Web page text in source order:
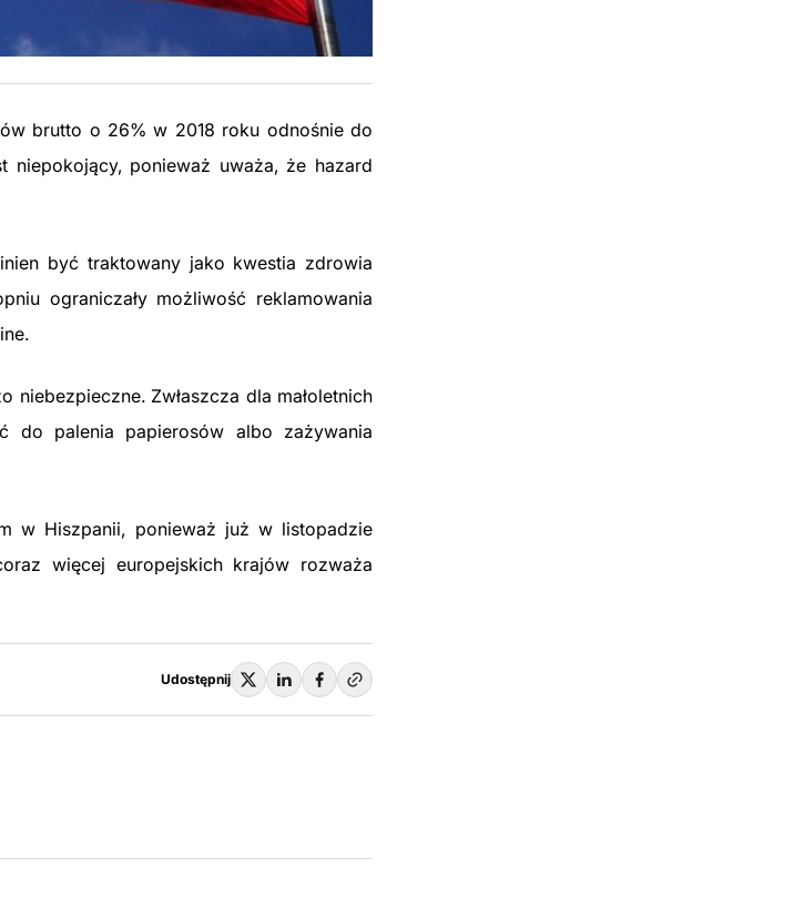
brutto o 26% w 2018 roku odnośnie do
niepokojący, ponieważ uważa, że hazard
być traktowany jako kwestia zdrowia
ograniczały możliwość reklamowania
Zwłaszcza dla małoletnich
do palenia papierosów albo zażywania
w Hiszpanii, ponieważ już w listopadzie
więcej europejskich krajów rozważa
Udostępnij